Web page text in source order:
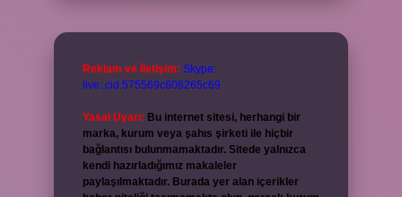
Reklam ve İletişim: Skype:
live:.cid.575569c608265c69
Yasal Uyarı: Bu internet sitesi, herhangi bir
marka, kurum veya şahıs şirketi ile hiçbir
bağlantısı bulunmamaktadır. Sitede yalnızca
kendi hazırladığımız makaleler
paylaşılmaktadır. Burada yer alan içerikler